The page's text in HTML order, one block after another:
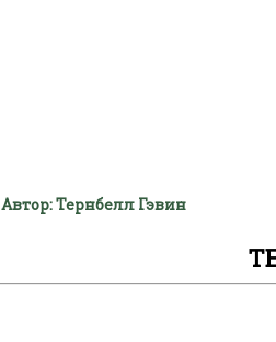
Автор: Тернбелл Гэвин